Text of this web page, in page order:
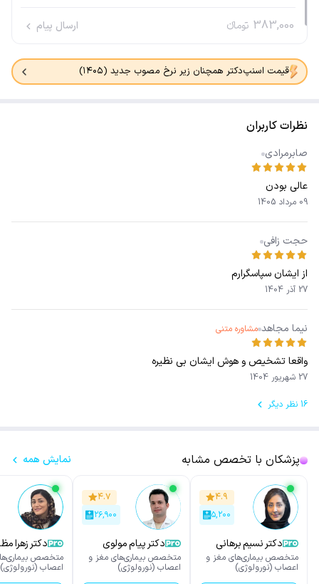
383,000 تومانء ارسال پیام
قیمت اسنپ‌دکتر همچنان زیر نرخ مصوب جدید (۱۴۰۵)
نظرات کاربران
صابرمرادی
عالي بودن
09 مرداد 1405
حجت زافی
از ایشان سپاسگرارم
27 آذر 1404
نیما مجاهد مشاوره متنی
واقعا تشخیص و هوش ایشان بی نظیره
27 شهریور 1404
16 نظر دیگر
پزشکان با تخصص مشابه نمایش همه
۴.۹
۵,۲۰۰
دکتر نسیم برهانی
متخصص بیماری‌های مغز و
اعصاب (نورولوژی)
۴.۷
۲۶,۹۰۰
دکتر پیام مولوی
متخصص بیماری‌های مغز و
اعصاب (نورولوژی)
دکتر زهرا
متخصص
اعصاب (نورولوژی)